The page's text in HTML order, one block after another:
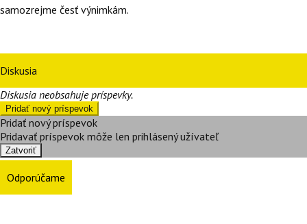
samozrejme česť výnimkám.
Diskusia
Diskusia neobsahuje príspevky.
Pridať nový príspevok
Pridať nový príspevok
Pridavať príspevok môže len prihlásený užívateľ
Zatvoriť
Odporúčame